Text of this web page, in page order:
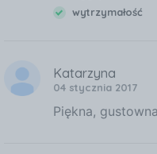
wytrzymałość
Katarzyna
04 stycznia 2017
Piękna,